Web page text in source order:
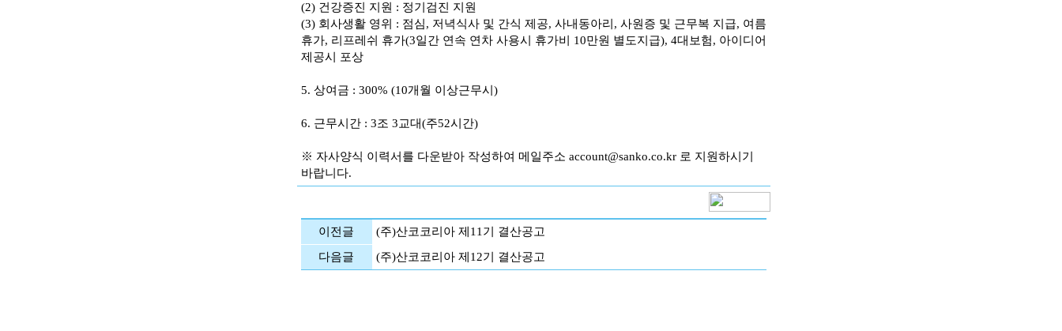
(2) 건강증진 지원 : 정기검진 지원
(3) 회사생활 영위 : 점심, 저녁식사 및 간식 제공, 사내동아리, 사원증 및 근무복 지급, 여름
휴가, 리프레쉬 휴가(3일간 연속 연차 사용시 휴가비 10만원 별도지급), 4대보험, 아이디어
제공시 포상
5. 상여금 : 300% (10개월 이상근무시)
6. 근무시간 : 3조 3교대(주52시간)
※ 자사양식 이력서를 다운받아 작성하여 메일주소 account@sanko.co.kr 로 지원하시기
바랍니다.
이전글
(주)산코코리아 제11기 결산공고
다음글
(주)산코코리아 제12기 결산공고